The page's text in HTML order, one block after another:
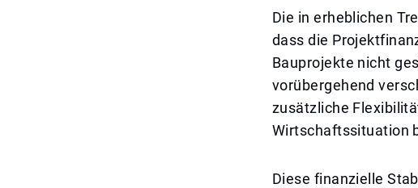
Die in erheblichen
dass die
Bauprojekte nicht
vorübergehend
zusätzliche
Wirtschaftssituation
Diese finanzielle